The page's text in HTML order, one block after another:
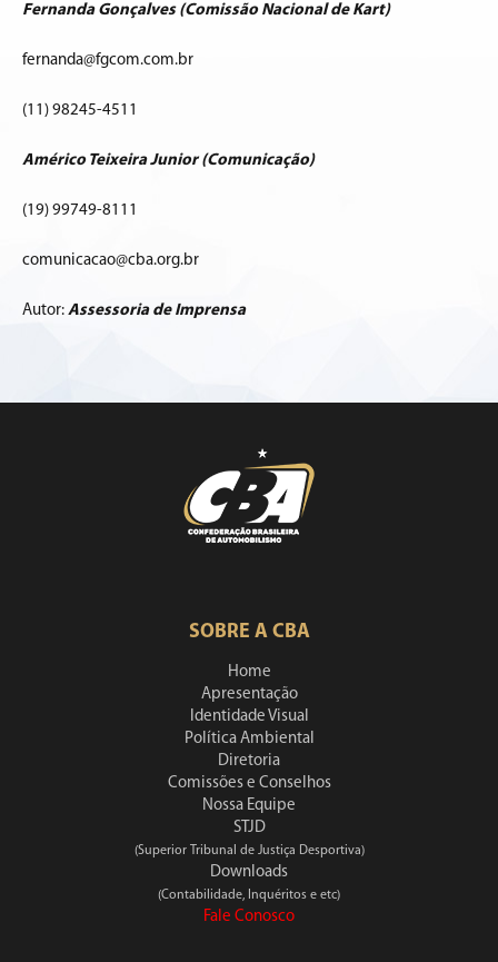
Fernanda Gonçalves (Comissão Nacional de Kart)
fernanda@fgcom.com.br
(11) 98245-4511
Américo Teixeira Junior (Comunicação)
(19) 99749-8111
comunicacao@cba.org.br
Autor: Assessoria de Imprensa
SOBRE A CBA
Home
Apresentação
Identidade Visual
Política Ambiental
Diretoria
Comissões e Conselhos
Nossa Equipe
STJD
(Superior Tribunal de Justiça Desportiva)
Downloads
(Contabilidade, Inquéritos e etc)
Fale Conosco